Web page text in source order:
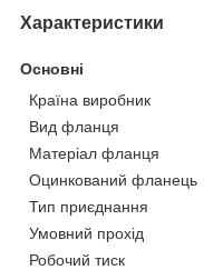
Характеристики
Основні
Країна виробник
Вид фланця
Матеріал фланця
Оцинкований фланець
Тип приєднання
Умовний прохід
Робочий тиск